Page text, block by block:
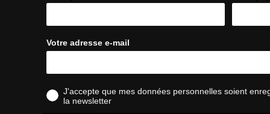
Votre adresse e-mail
J'accepte que mes données personnelles soient
la newsletter